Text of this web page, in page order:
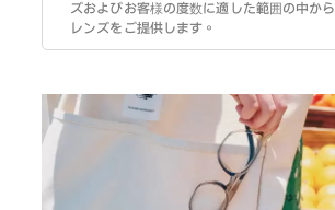
ズおよびお客様の度数に適した範囲の中か
レンズをご提供します。